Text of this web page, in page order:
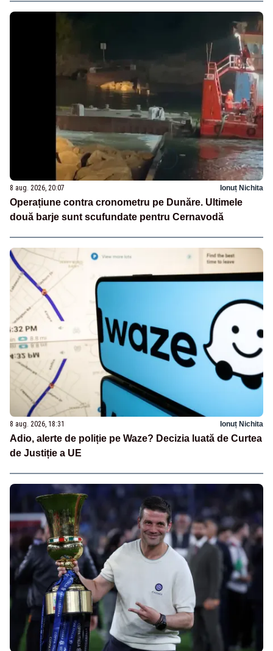
8 aug. 2026, 20:07 Ionuț Nichita
Operațiune contra cronometru pe Dunăre. Ultimele
două barje sunt scufundate pentru Cernavodă
8 aug. 2026, 18:31 Ionuț Nichita
Adio, alerte de poliție pe Waze? Decizia luată de Curtea
de Justiție a UE